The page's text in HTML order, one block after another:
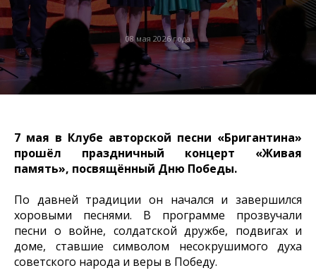
08 мая 2026 года
7 мая в Клубе авторской песни «Бригантина»
прошёл праздничный концерт «Живая
память», посвящённый Дню Победы.
По давней традиции он начался и завершился
хоровыми песнями. В программе прозвучали
песни о войне, солдатской дружбе, подвигах и
доме, ставшие символом несокрушимого духа
советского народа и веры в Победу.